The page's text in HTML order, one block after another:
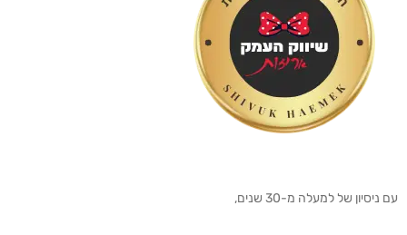
עם ניסיון של למעלה מ-30 שנים,